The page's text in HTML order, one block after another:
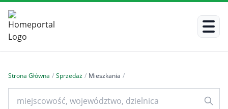
Strona Główna / Sprzedaż / Mieszkania /